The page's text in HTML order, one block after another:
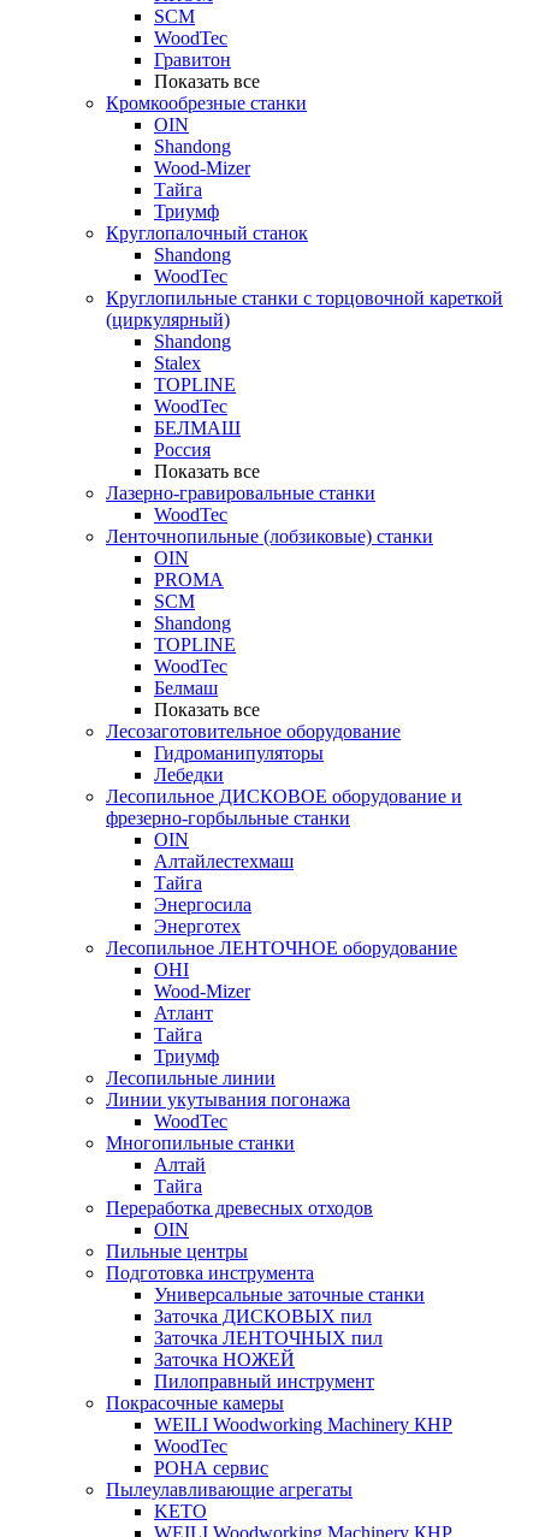
SCM
WoodTec
Гравитон
Показать все
Кромкообрезные станки
OIN
Shandong
Wood-Mizer
Тайга
Триумф
Круглопалочный станок
Shandong
WoodTec
Круглопильные станки с торцовочной кареткой
(циркулярный)
Shandong
Stalex
TOPLINE
WoodTec
БЕЛМАШ
Россия
Показать все
Лазерно-гравировальные станки
WoodTec
Ленточнопильные (лобзиковые) станки
OIN
PROMA
SCM
Shandong
TOPLINE
WoodTec
Белмаш
Показать все
Лесозаготовительное оборудование
Гидроманипуляторы
Лебедки
Лесопильное ДИСКОВОЕ оборудование и
фрезерно-горбыльные станки
OIN
Алтайлестехмаш
Тайга
Энергосила
Энерготех
Лесопильное ЛЕНТОЧНОЕ оборудование
OHI
Wood-Mizer
Атлант
Тайга
Триумф
Лесопильные линии
Линии укутывания погонажа
WoodTec
Многопильные станки
Алтай
Тайга
Переработка древесных отходов
OIN
Пильные центры
Подготовка инструмента
Универсальные заточные станки
Заточка ДИСКОВЫХ пил
Заточка ЛЕНТОЧНЫХ пил
Заточка НОЖЕЙ
Пилоправный инструмент
Покрасочные камеры
WEILI Woodworking Machinery КНР
WoodTec
РОНА сервис
Пылеулавливающие агрегаты
KETO